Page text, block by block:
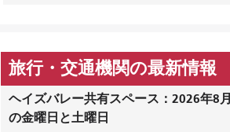
旅行・交通機関の最新情報
ヘイズバレー共有スペース：2026年8月
の金曜日と土曜日